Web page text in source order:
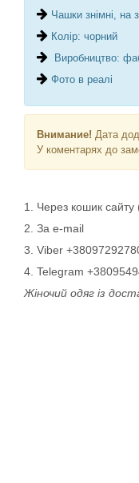
Чашки знімні, на
Колір: чорний
Виробництво:
Фото в реалі
Внимание! Дата
У коментарях до
1. Через кошик сайту
2. За e-mail
3. Viber
4. Telegram
Жіночий одяг із